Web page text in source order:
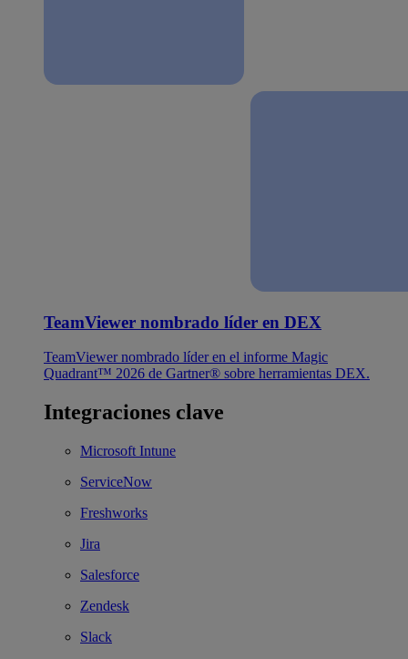
TeamViewer nombrado líder en DEX
TeamViewer nombrado líder en el informe Magic
Quadrant™ 2026 de Gartner® sobre herramientas DEX.
Integraciones clave
Microsoft Intune
ServiceNow
Freshworks
Jira
Salesforce
Zendesk
Slack